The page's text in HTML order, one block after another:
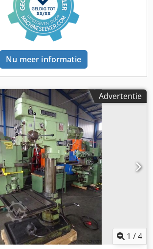
Nu meer informatie
Advertentie
1 /4